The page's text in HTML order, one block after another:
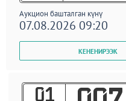
Аукцион башталган күнү
07.08.2026 09:20
01